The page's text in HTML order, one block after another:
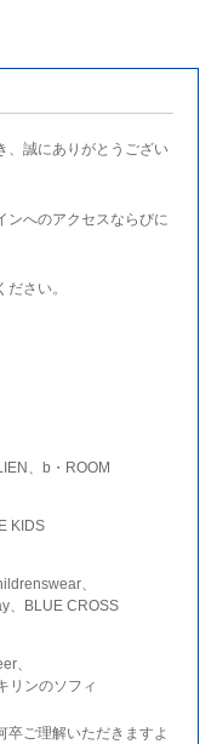
、誠にありがとうござい
ンへのアクセスならびに
さい。
、b・ROOM
KIDS
、
、BLUE CROSS
、
リンのソフィ
卒ご理解いただきますよ